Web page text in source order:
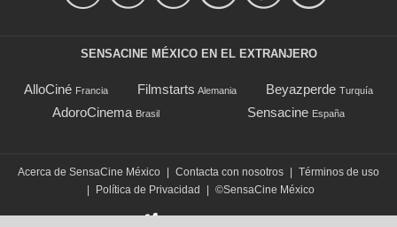
SENSACINE MÉXICO EN EL EXTRANJERO
AlloCiné Francia Filmstarts Alemania Beyazperde Turquía
AdoroCinema Brasil Sensacine España
Acerca de SensaCine México Contacta con nosotros
Términos de uso
Política de Privacidad ©SensaCine México